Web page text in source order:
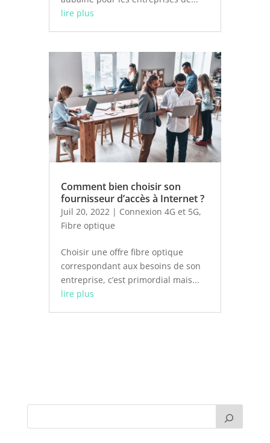
lire plus
Comment bien choisir son
fournisseur d’accès à Internet ?
Juil 20, 2022| Connexion 4G et 5G,
Fibre optique
Choisir une offre fibre optique
correspondant aux besoins de son
entreprise, c’est primordial mais...
lire plus